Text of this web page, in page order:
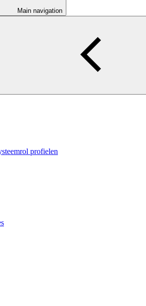
Main navigation
profielen